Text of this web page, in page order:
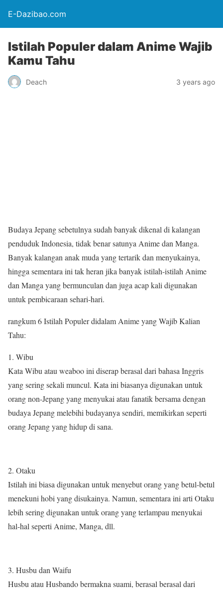
E-Dazibao.com
Istilah Populer dalam Anime Wajib
Kamu Tahu
Deach 3 years ago
Budaya Jepang sebetulnya sudah banyak dikenal di kalangan
penduduk Indonesia, tidak benar satunya Anime dan Manga.
Banyak kalangan anak muda yang tertarik dan menyukainya,
hingga sementara ini tak heran jika banyak istilah-istilah Anime
dan Manga yang bermunculan dan juga acap kali digunakan
untuk pembicaraan sehari-hari.
rangkum 6 Istilah Populer didalam Anime yang Wajib Kalian
Tahu:
1. Wibu
Kata Wibu atau weaboo ini diserap berasal dari bahasa Inggris
yang sering sekali muncul. Kata ini biasanya digunakan untuk
orang non-Jepang yang menyukai atau fanatik bersama dengan
budaya Jepang melebihi budayanya sendiri, memikirkan seperti
orang Jepang yang hidup di sana.
2. Otaku
Istilah ini biasa digunakan untuk menyebut orang yang betul-betul
menekuni hobi yang disukainya. Namun, sementara ini arti Otaku
lebih sering digunakan untuk orang yang terlampau menyukai
hal-hal seperti Anime, Manga, dll.
3. Husbu dan Waifu
Husbu atau Husbando bermakna suami, berasal berasal dari